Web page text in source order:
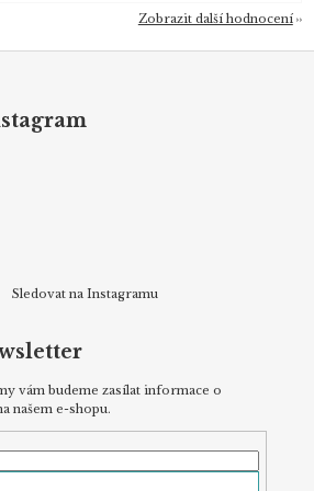
Zobrazit další hodnocení
Sledovat na Instagramu
vám budeme zasílat informace o
našem e-shopu.